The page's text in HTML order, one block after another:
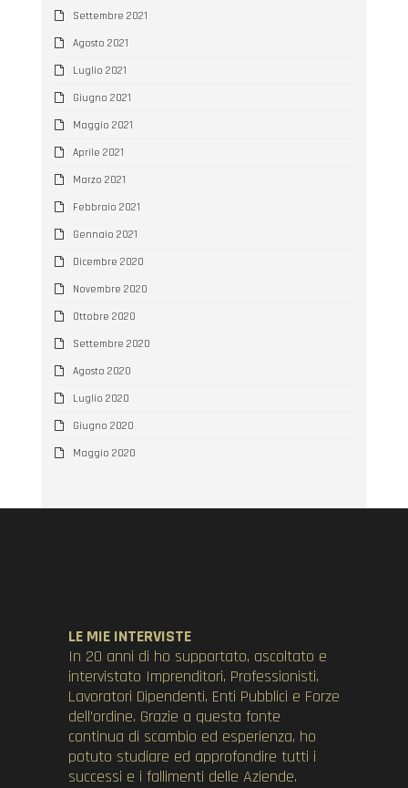
Settembre 2021
Agosto 2021
Luglio 2021
Giugno 2021
Maggio 2021
Aprile 2021
Marzo 2021
Febbraio 2021
Gennaio 2021
Dicembre 2020
Novembre 2020
Ottobre 2020
Settembre 2020
Agosto 2020
Luglio 2020
Giugno 2020
Maggio 2020
LE MIE INTERVISTE
In 20 anni di ho supportato, ascoltato e
intervistato Imprenditori, Professionisti,
Lavoratori Dipendenti, Enti Pubblici e Forze
dell’ordine. Grazie a questa fonte
continua di scambio ed esperienza, ho
potuto studiare ed approfondire tutti i
successi e i fallimenti delle Aziende.